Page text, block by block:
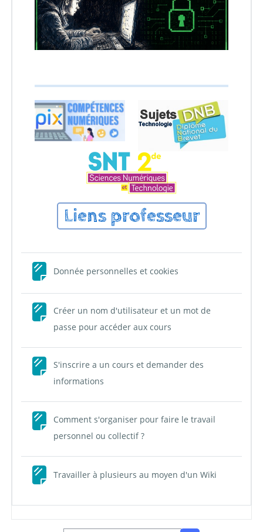
Liens professeur
Donnée personnelles et cookiesPage
Créer un nom d'utilisateur et un mot de
passe pour accéder aux coursPage
S'inscrire a un cours et demander des
informationsPage
Comment s'organiser pour faire le travail
personnel ou collectif ?Page
Travailler à plusieurs au moyen d'un WikiPage